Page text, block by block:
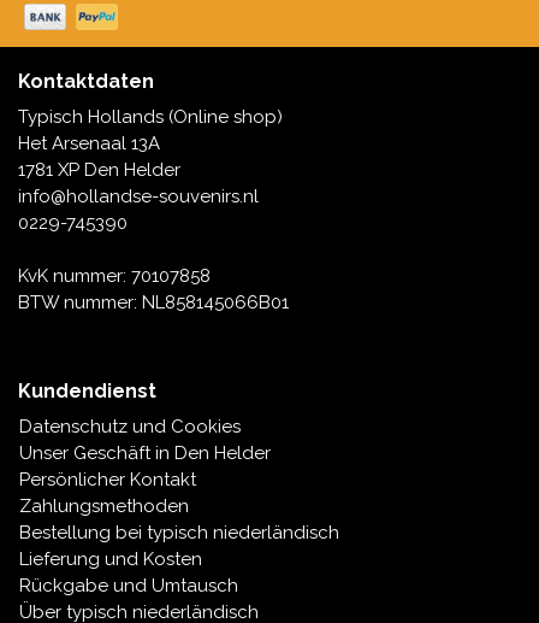
Kontaktdaten
Typisch Hollands (Online shop)
Het Arsenaal 13A
1781 XP Den Helder
info@hollandse-souvenirs.nl
0229-745390
KvK nummer: 70107858
BTW nummer: NL858145066B01
Kundendienst
Datenschutz und Cookies
Unser Geschäft in Den Helder
Persönlicher Kontakt
Zahlungsmethoden
Bestellung bei typisch niederländisch
Lieferung und Kosten
Rückgabe und Umtausch
Über typisch niederländisch